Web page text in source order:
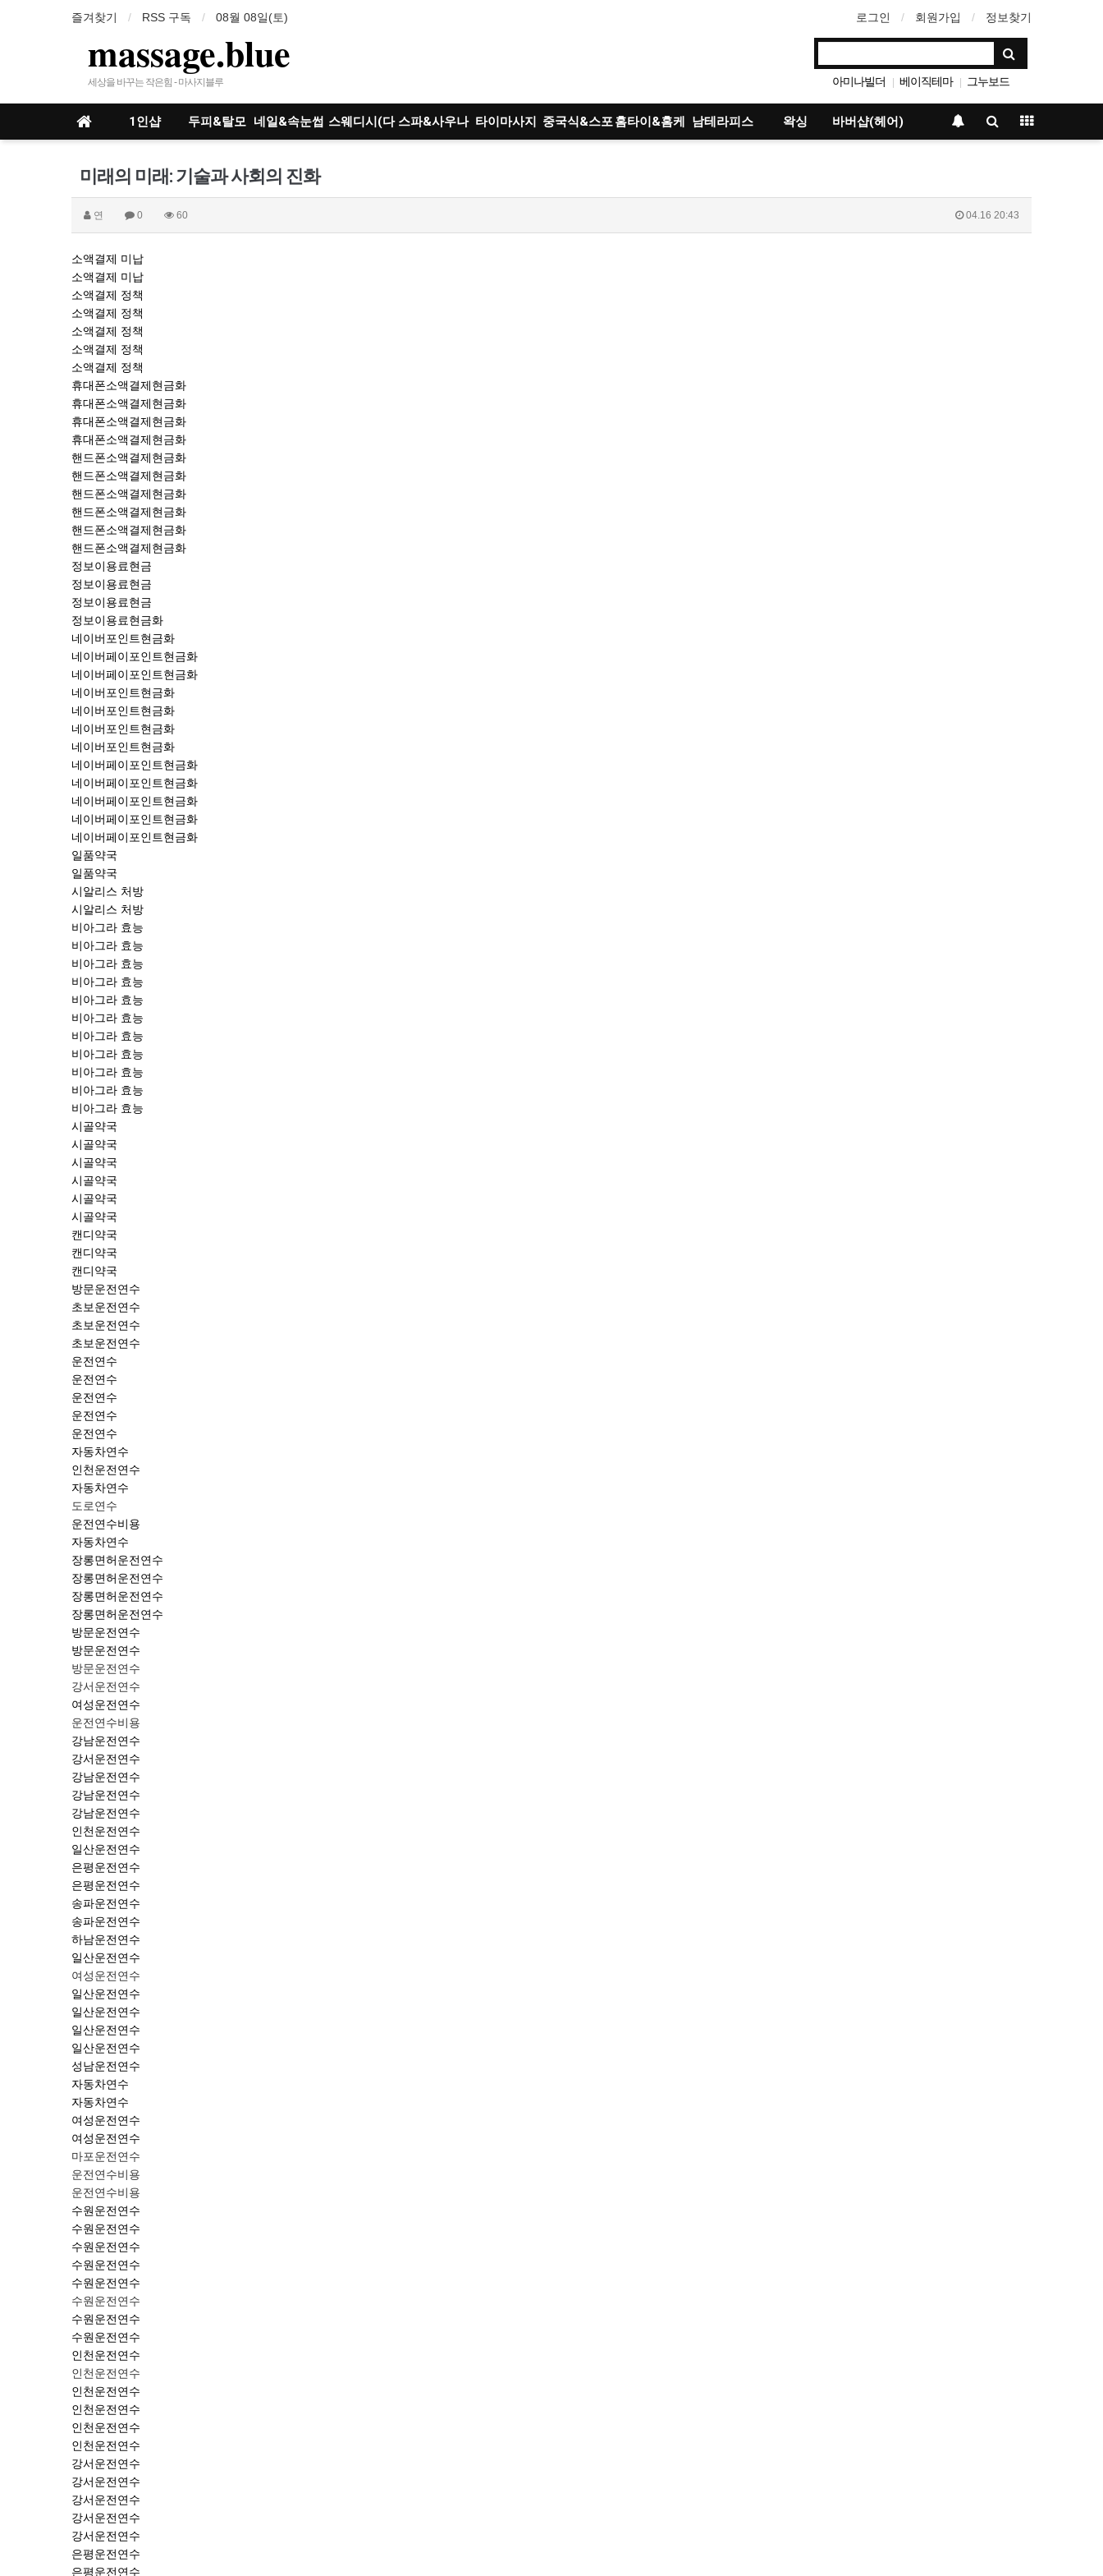
즐겨찾기 RSS 구독 08월 08일(토) 로그인 회원가입 정보찾기
massage.blue
세상을 바꾸는 작은힘 - 마사지블루 아미나빌더 베이직테마 그누보드
| 영카트
1인샵 두피&탈모 네일&속눈썹 스웨디시(다 스파&사우나 타이마사지 중국식&스포홈타이&홈케 남테라피스 왁싱 바버샵(헤어)
미래의 미래: 기술과 사회의 진화
연 0 60 04.16 20:43
소액결제 미납
소액결제 미납
소액결제 정책
소액결제 정책
소액결제 정책
소액결제 정책
소액결제 정책
휴대폰소액결제현금화
휴대폰소액결제현금화
휴대폰소액결제현금화
휴대폰소액결제현금화
핸드폰소액결제현금화
핸드폰소액결제현금화
핸드폰소액결제현금화
핸드폰소액결제현금화
핸드폰소액결제현금화
핸드폰소액결제현금화
정보이용료현금
정보이용료현금
정보이용료현금
정보이용료현금화
네이버포인트현금화
네이버페이포인트현금화
네이버페이포인트현금화
네이버포인트현금화
네이버포인트현금화
네이버포인트현금화
네이버포인트현금화
네이버페이포인트현금화
네이버페이포인트현금화
네이버페이포인트현금화
네이버페이포인트현금화
네이버페이포인트현금화
일품약국
일품약국
시알리스 처방
시알리스 처방
비아그라 효능
비아그라 효능
비아그라 효능
비아그라 효능
비아그라 효능
비아그라 효능
비아그라 효능
비아그라 효능
비아그라 효능
비아그라 효능
비아그라 효능
시골약국
시골약국
시골약국
시골약국
시골약국
시골약국
캔디약국
캔디약국
캔디약국
방문운전연수
초보운전연수
초보운전연수
초보운전연수
운전연수
운전연수
운전연수
운전연수
운전연수
자동차연수
인천운전연수
자동차연수
도로연수
운전연수비용
자동차연수
장롱면허운전연수
장롱면허운전연수
장롱면허운전연수
장롱면허운전연수
방문운전연수
방문운전연수
방문운전연수
강서운전연수
여성운전연수
운전연수비용
강남운전연수
강서운전연수
강남운전연수
강남운전연수
강남운전연수
인천운전연수
일산운전연수
은평운전연수
은평운전연수
송파운전연수
송파운전연수
하남운전연수
일산운전연수
여성운전연수
일산운전연수
일산운전연수
일산운전연수
일산운전연수
성남운전연수
자동차연수
자동차연수
여성운전연수
여성운전연수
마포운전연수
운전연수비용
운전연수비용
수원운전연수
수원운전연수
수원운전연수
수원운전연수
수원운전연수
수원운전연수
수원운전연수
수원운전연수
인천운전연수
인천운전연수
인천운전연수
인천운전연수
인천운전연수
인천운전연수
강서운전연수
강서운전연수
강서운전연수
강서운전연수
강서운전연수
은평운전연수
은평운전연수